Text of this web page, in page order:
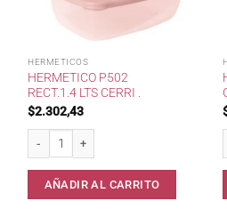
HERMETICOS
HERMETICO P502
RECT.1.4 LTS CERRI .
$2.302,43
Hermetico P502 Rect.1.4 lts Cerri .
AÑADIR AL CARRITO